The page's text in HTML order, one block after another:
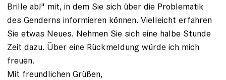
Brille ab!" mit, in dem Sie sich über die Problematik
des Genderns informieren können. Vielleicht erfahren
Sie etwas Neues. Nehmen Sie sich eine halbe Stunde
Zeit dazu. Über eine Rückmeldung würde ich mich
freuen.
Mit freundlichen Grüßen,